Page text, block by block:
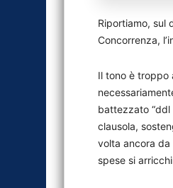
Riportiamo, sul
Concorrenza,
Il tono è troppo
battezzato “ddl
clausola,
volta ancora da
spese si